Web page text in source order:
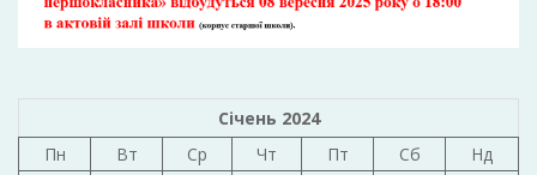
Січень 2024
Пн
Вт Ср Чт Пт Сб
Нд